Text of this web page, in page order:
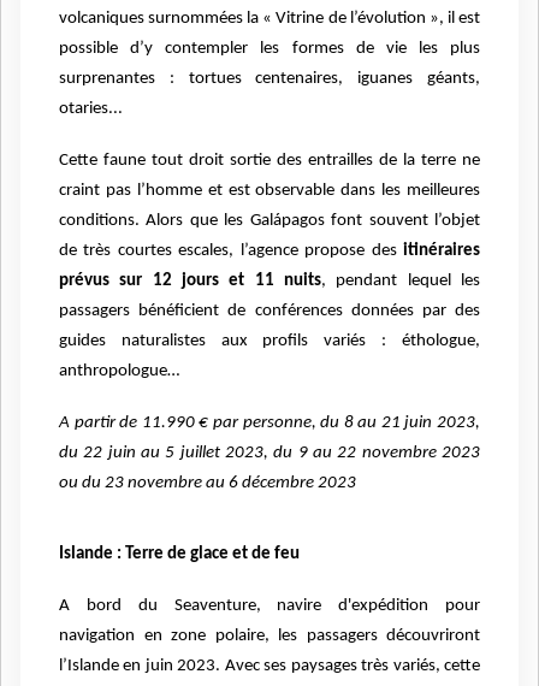
volcaniques surnommées la « Vitrine de l’évolution », il est
possible d’y contempler les formes de vie les plus
surprenantes : tortues centenaires, iguanes géants,
otaries...
Cette faune tout droit sortie des entrailles de la terre ne
craint pas l’homme et est observable dans les meilleures
conditions. Alors que les Galápagos font souvent l’objet
de très courtes escales, l’agence propose des itinéraires
prévus sur 12 jours et 11 nuits, pendant lequel les
passagers bénéficient de conférences données par des
guides naturalistes aux profils variés : éthologue,
anthropologue…
A partir de 11.990 € par personne, du 8 au 21 juin 2023,
du 22 juin au 5 juillet 2023, du 9 au 22 novembre 2023
ou du 23 novembre au 6 décembre 2023
Islande : Terre de glace et de feu
A bord du Seaventure, navire d'expédition pour
navigation en zone polaire, les passagers découvriront
l’Islande en juin 2023. Avec ses paysages très variés, cette